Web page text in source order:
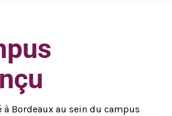
à Bordeaux au sein du campus